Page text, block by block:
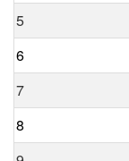
5
6
7
8